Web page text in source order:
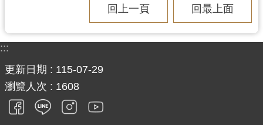
料
放
宣
告
回上一頁 回最上面
:::
更新日期
115-07-29
瀏覽人次
1608